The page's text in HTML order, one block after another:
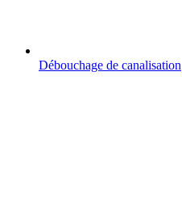
Débouchage de canalisation